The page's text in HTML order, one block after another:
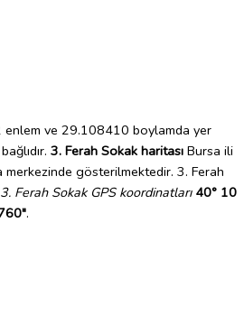
ve 29.108410 boylamda yer
3. Ferah Sokak haritası Bursa ili
gösterilmektedir. 3. Ferah
3. Ferah Sokak GPS koordinatları 40° 10
.